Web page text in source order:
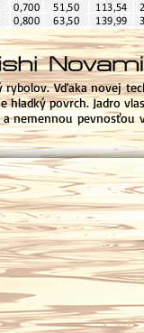
Vďaka novej
povrch. Jadro
nemennou pevnosťou